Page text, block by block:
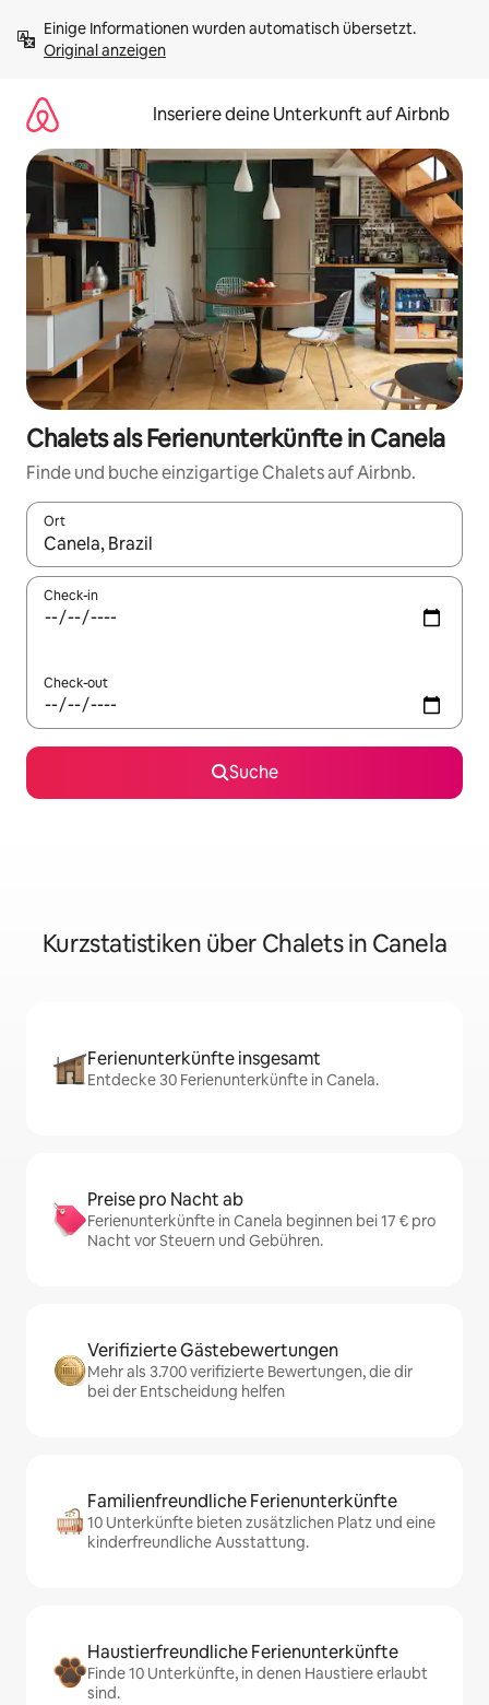
Inhalten
springenOriginal anzeigen
Inseriere deine Unterkunft auf Airbnb
Chalets als Ferienunterkünfte in Canela
Finde und buche einzigartige Chalets auf Airbnb.
Ort
Wenn Ergebnisse verfügbar sind, navigiere mit den
Check-in
Check-out
Suche
Kurzstatistiken über Chalets in Canela
Ferienunterkünfte insgesamt
Entdecke 30 Ferienunterkünfte in Canela.
Preise pro Nacht ab
Ferienunterkünfte in Canela beginnen bei 17 € pro
Nacht vor Steuern und Gebühren.
Verifizierte Gästebewertungen
Mehr als 3.700 verifizierte Bewertungen, die dir
bei der Entscheidung helfen
Familienfreundliche Ferienunterkünfte
10 Unterkünfte bieten zusätzlichen Platz und eine
kinderfreundliche Ausstattung.
Haustierfreundliche Ferienunterkünfte
Finde 10 Unterkünfte, in denen Haustiere erlaubt
sind.